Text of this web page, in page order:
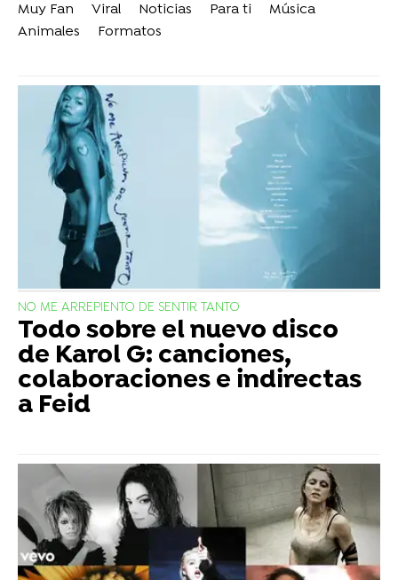
Muy Fan Viral Noticias Para ti
Música
Animales
Formatos
NO ME ARREPIENTO DE SENTIR TANTO
Todo sobre el nuevo disco
de Karol G: canciones,
colaboraciones e indirectas
a Feid